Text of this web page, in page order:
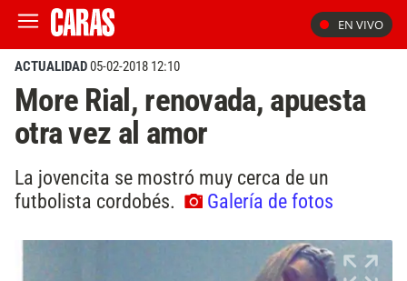
EN VIVO
ACTUALIDAD05-02-2018 12:10
More Rial, renovada, apuesta
otra vez al amor
La jovencita se mostró muy cerca de un
futbolista cordobés.
Galería de fotos